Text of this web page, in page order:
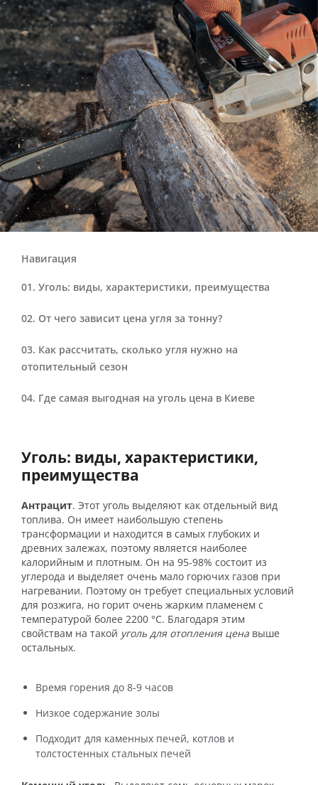
Навигация
Уголь: виды, характеристики, преимущества
От чего зависит цена угля за тонну?
Как рассчитать, сколько угля нужно на
отопительный сезон
Где самая выгодная на уголь цена в Киеве
Уголь: виды, характеристики,
преимущества
Антрацит. Этот уголь выделяют как отдельный вид
топлива. Он имеет наибольшую степень
трансформации и находится в самых глубоких и
древних залежах, поэтому является наиболее
калорийным и плотным. Он на 95-98% состоит из
углерода и выделяет очень мало горючих газов при
нагревании. Поэтому он требует специальных условий
для розжига, но горит очень жарким пламенем с
температурой более 2200 °С. Благодаря этим
свойствам на такой уголь для отопления цена выше
остальных.
Время горения до 8-9 часов
Низкое содержание золы
Подходит для каменных печей, котлов и
толстостенных стальных печей